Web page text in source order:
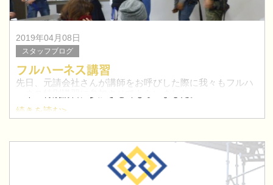
2019年04月08日
スタッフブログ
フルハーネス講習
先日、元請会社さんが講師をお呼びした際に我々もフルハ
これからも安全・安心を元に信頼できる足場を提供いたし
続きを読む>